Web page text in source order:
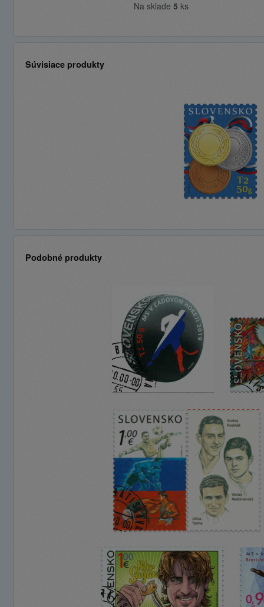
Na sklade 5 ks
Súvisiace produkty
Podobné produkty